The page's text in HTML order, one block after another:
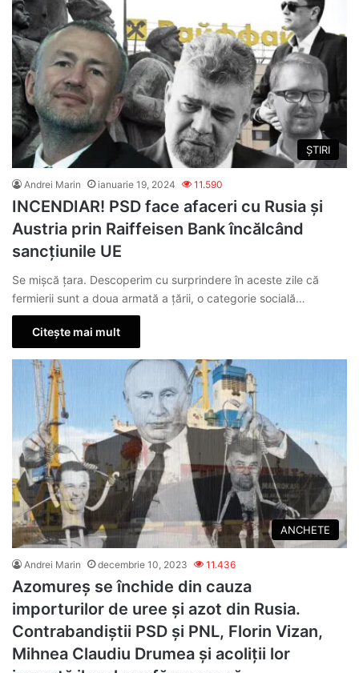
ȘTIRI
Andrei Marin ianuarie 19, 2024 11.590
INCENDIAR! PSD face afaceri cu Rusia și
Austria prin Raiffeisen Bank încălcând
sancțiunile UE
Se mișcă țara. Descoperim cu surprindere în aceste zile că
fermierii sunt a doua armată a țării, o categorie socială…
Citește mai mult
ANCHETE
Andrei Marin decembrie 10, 2023 11.436
Azomureș se închide din cauza
importurilor de uree și azot din Rusia.
Contrabandiștii PSD și PNL, Florin Vizan,
Mihnea Claudiu Drumea și acoliții lor